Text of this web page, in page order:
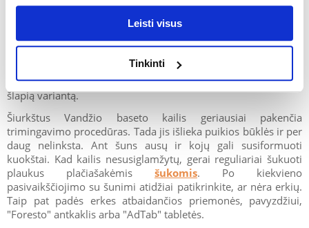
Leisti visus
Tinkinti
ideali vieta bakterijoms veistis. Šios veislės šunims dažnai
ar odos infekcijų. Būtina reguliariai tikrinti
ausų būklę, kruopščiai jas valyti ir džiovinti - ypač po
todėl, jei šių veiksnių trūksta, jis gali būti linkęs greitai priaugti
svorio. Verta investuoti įšunų ėdalą be grūdų, pageidautina
šlapią variantą.
Šiurkštus Vandžio baseto kailis geriausiai pakenčia
trimingavimo procedūras. Tada jis išlieka puikios būklės ir per
daug nelinksta. Ant šuns ausų ir kojų gali susiformuoti
kuokštai. Kad kailis nesusiglamžytų, gerai reguliariai šukuoti
plaukus plačiašakėmis šukomis. Po kiekvieno
pasivaikščiojimo su šunimi atidžiai patikrinkite, ar nėra erkių.
Taip pat padės erkes atbaidančios priemonės, pavyzdžiui,
"Foresto" antkaklis arba "AdTab" tabletės.